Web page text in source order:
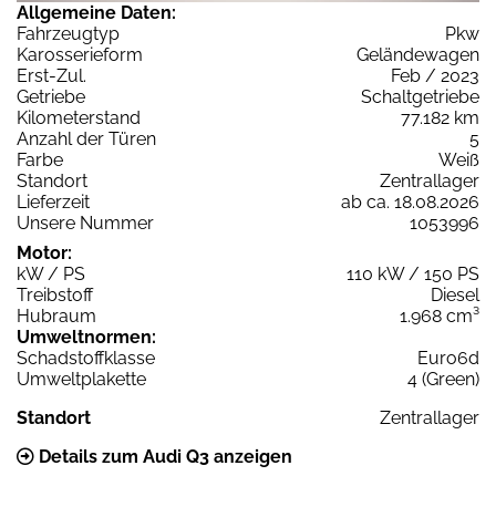
Allgemeine Daten:
Fahrzeugtyp
Pkw
Karosserieform
Geländewagen
Erst-Zul.
Feb / 2023
Getriebe
Schaltgetriebe
Kilometerstand
77.182 km
Anzahl der Türen
5
Farbe
Weiß
Standort
Zentrallager
Lieferzeit
ab ca. 18.08.2026
Unsere Nummer
1053996
Motor:
kW / PS
110 kW / 150 PS
Treibstoff
Diesel
Hubraum
1.968 cm³
Umweltnormen:
Schadstoffklasse
Euro6d
Umweltplakette
4 (Green)
Standort
Zentrallager
Details zum Audi Q3 anzeigen